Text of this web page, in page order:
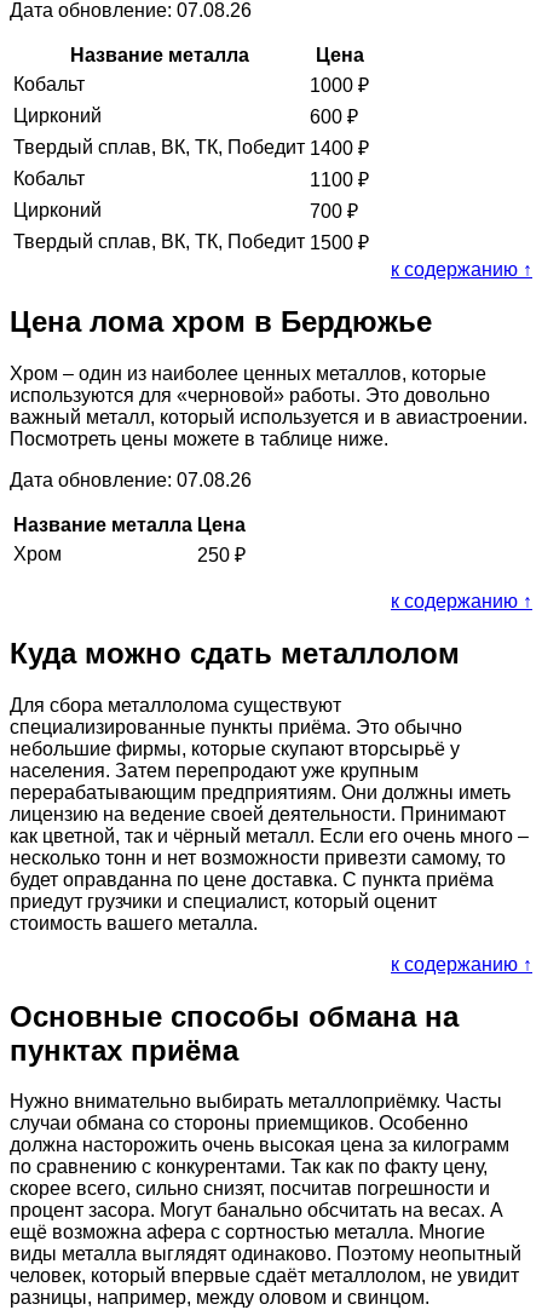
Дата обновление: 07.08.26
Название металла
Цена
Кобальт
1000 ₽
Цирконий
600 ₽
Твердый сплав, ВК, ТК, Победит 1400 ₽
Кобальт
1100 ₽
Цирконий
700 ₽
Твердый сплав, ВК, ТК, Победит 1500 ₽
к содержанию ↑
Цена лома хром в Бердюжье
Хром – один из наиболее ценных металлов, которые
используются для «черновой» работы. Это довольно
важный металл, который используется и в авиастроении.
Посмотреть цены можете в таблице ниже.
Дата обновление: 07.08.26
Название металла Цена
Хром
250 ₽
к содержанию ↑
Куда можно сдать металлолом
Для сбора металлолома существуют
специализированные пункты приёма. Это обычно
небольшие фирмы, которые скупают вторсырьё у
населения. Затем перепродают уже крупным
перерабатывающим предприятиям. Они должны иметь
лицензию на ведение своей деятельности. Принимают
как цветной, так и чёрный металл. Если его очень много –
несколько тонн и нет возможности привезти самому, то
будет оправданна по цене доставка. С пункта приёма
приедут грузчики и специалист, который оценит
стоимость вашего металла.
к содержанию ↑
Основные способы обмана на
пунктах приёма
Нужно внимательно выбирать металлоприёмку. Часты
случаи обмана со стороны приемщиков. Особенно
должна насторожить очень высокая цена за килограмм
по сравнению с конкурентами. Так как по факту цену,
скорее всего, сильно снизят, посчитав погрешности и
процент засора. Могут банально обсчитать на весах. А
ещё возможна афера с сортностью металла. Многие
виды металла выглядят одинаково. Поэтому неопытный
человек, который впервые сдаёт металлолом, не увидит
разницы, например, между оловом и свинцом.